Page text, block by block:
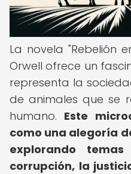
La novela "Rebelión
Orwell ofrece un
representa la
de animales que se
humano. Este
como una alegoría
explorando
corrupción, la